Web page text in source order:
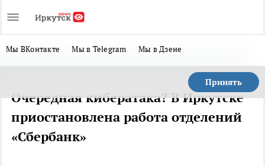
Мы ВКонтакте Мы в Telegram Мы в Дзене
Принять
​Очередная кибератака? В Иркутске
приостановлена работа отделений
«Сбербанк»